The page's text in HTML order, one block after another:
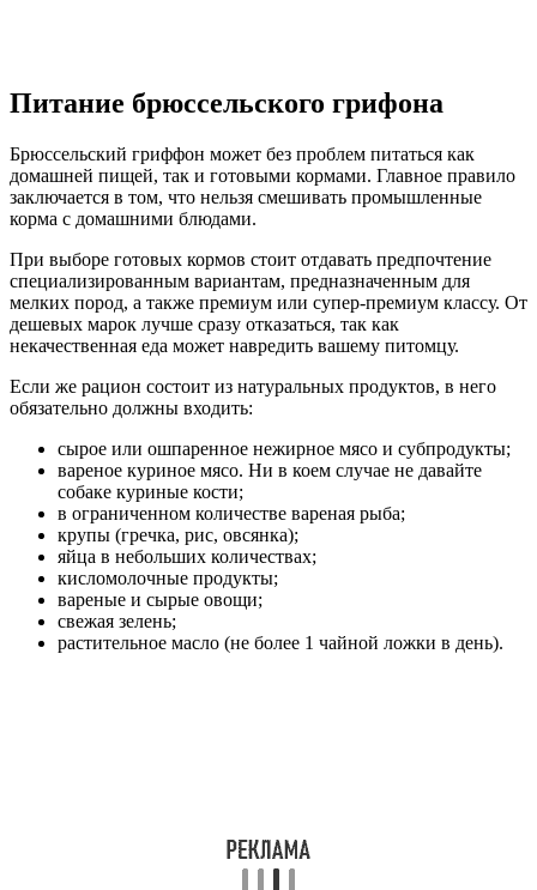
Питание брюссельского грифона
Брюссельский гриффон может без проблем питаться как
домашней пищей, так и готовыми кормами. Главное правило
заключается в том, что нельзя смешивать промышленные
корма с домашними блюдами.
При выборе готовых кормов стоит отдавать предпочтение
специализированным вариантам, предназначенным для
мелких пород, а также премиум или супер-премиум классу. От
дешевых марок лучше сразу отказаться, так как
некачественная еда может навредить вашему питомцу.
Если же рацион состоит из натуральных продуктов, в него
обязательно должны входить:
сырое или ошпаренное нежирное мясо и субпродукты;
вареное куриное мясо. Ни в коем случае не давайте
собаке куриные кости;
в ограниченном количестве вареная рыба;
крупы (гречка, рис, овсянка);
яйца в небольших количествах;
кисломолочные продукты;
вареные и сырые овощи;
свежая зелень;
растительное масло (не более 1 чайной ложки в день).